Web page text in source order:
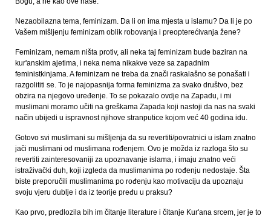
Nezaobilazna tema, feminizam. Da li on ima mjesta u islamu? Da li je po
Vašem mišljenju feminizam oblik robovanja i preopterećivanja žene?
Feminizam, nemam ništa protiv, ali neka taj feminizam bude baziran na
kur'anskim ajetima, i neka nema nikakve veze sa zapadnim
feministkinjama. A feminizam ne treba da znači raskalašno se ponašati i
razgolititi se. To je najopasnija forma feminizma za svako društvo, bez
obzira na njegovo uređenje. To se pokazalo ovdje na Zapadu, i mi
muslimani moramo učiti na greškama Zapada koji nastoji da nas na svaki
način ubijedi u ispravnost njihove stranputice kojom već 40 godina idu.
Gotovo svi muslimani su mišljenja da su revertiti/povratnici u islam znatno
jači muslimani od muslimana rođenjem. Ovo je možda iz razloga što su
revertiti zainteresovaniji za upoznavanje islama, i imaju znatno veći
istraživački duh, koji izgleda da muslimanima po rođenju nedostaje. Šta
biste preporučili muslimanima po rođenju kao motivaciju da upoznaju
svoju vjeru dublje i da iz teorije pređu u praksu?
Kao prvo, predlozila bih im čitanje literature i čitanje Kur'ana srcem, jer je to